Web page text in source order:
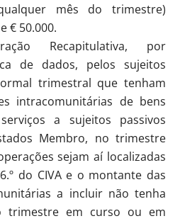
mês do trimestre)
€ 50.000.
Recapitulativa, por
de dados, pelos sujeitos
trimestral que tenham
intracomunitárias de bens
a sujeitos passivos
Membro, no trimestre
sejam aí localizadas
do CIVA e o montante das
a incluir não tenha
trimestre em curso ou em